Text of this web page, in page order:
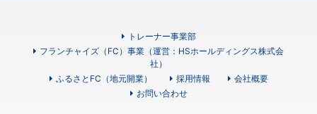
トレーナー事業部
フランチャイズ（FC）事業（運営：HSホールディングス株式会
社）
ふるさとFC（地元開業）
採用情報
会社概要
お問い合わせ